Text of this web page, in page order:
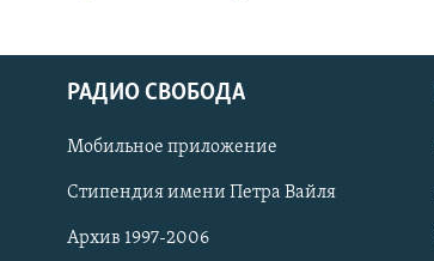
СОЦИАЛЬНЫЕ СЕТИ
РАДИО СВОБОДА
Мобильное приложение
Стипендия имени Петра Вайля
Архив 1997-2006